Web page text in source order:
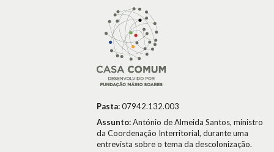
Pasta:07942.132.003
Assunto:António de Almeida Santos, ministro
da Coordenação Interritorial, durante uma
entrevista sobre o tema da descolonização.